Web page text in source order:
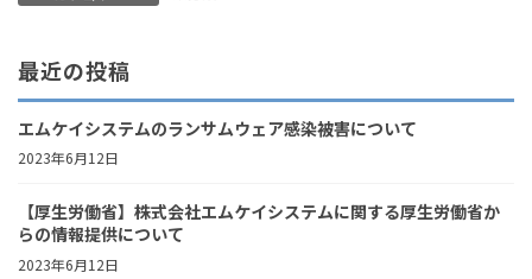
最近の投稿
エムケイシステムのランサムウェア感染被害について
2023年6月12日
【厚生労働省】株式会社エムケイシステムに関する厚生労働省か
らの情報提供について
2023年6月12日